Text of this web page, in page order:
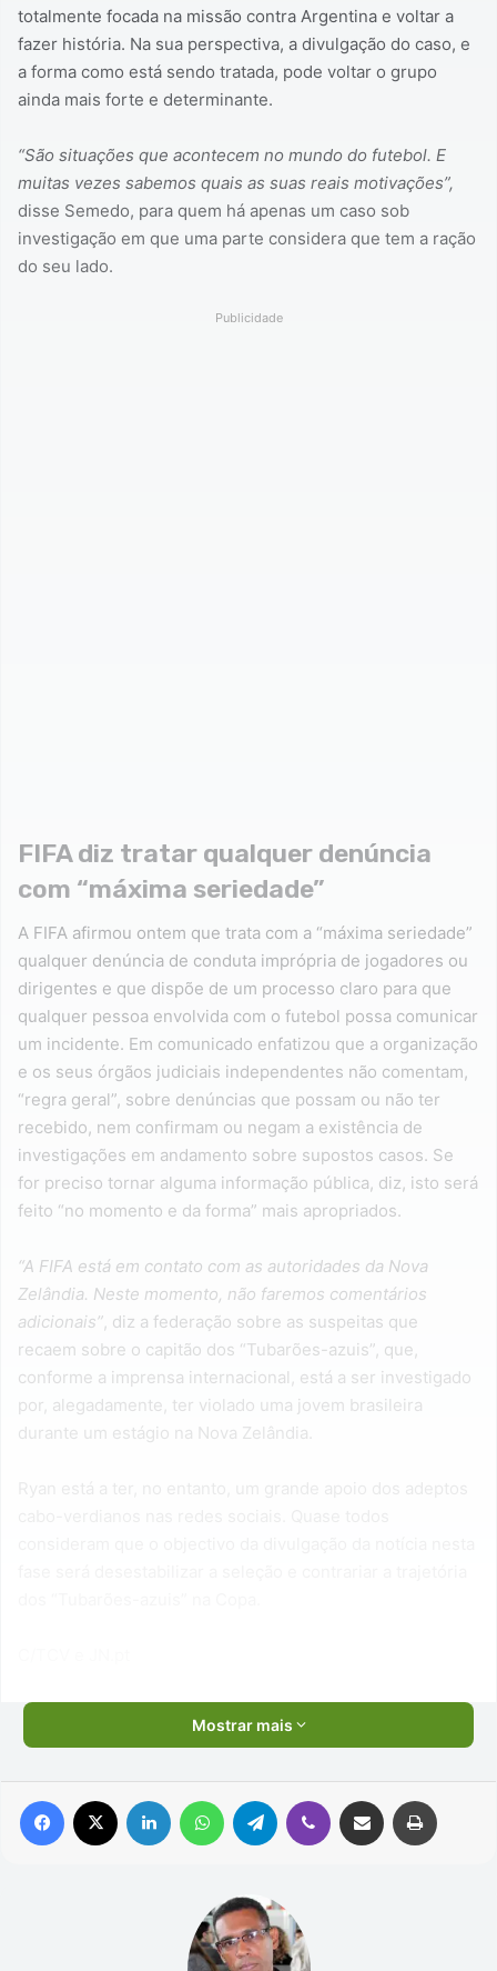
totalmente focada na missão contra Argentina e voltar a
fazer história. Na sua perspectiva, a divulgação do caso, e
a forma como está sendo tratada, pode voltar o grupo
ainda mais forte e determinante.
“São situações que acontecem no mundo do futebol. E
muitas vezes sabemos quais as suas reais motivações”,
disse Semedo, para quem há apenas um caso sob
investigação em que uma parte considera que tem a ração
do seu lado.
Publicidade
FIFA diz tratar qualquer denúncia
com “máxima seriedade”
A FIFA afirmou ontem que trata com a “máxima seriedade”
qualquer denúncia de conduta imprópria de jogadores ou
dirigentes e que dispõe de um processo claro para que
qualquer pessoa envolvida com o futebol possa comunicar
um incidente. Em comunicado enfatizou que a organização
e os seus órgãos judiciais independentes não comentam,
“regra geral”, sobre denúncias que possam ou não ter
recebido, nem confirmam ou negam a existência de
investigações em andamento sobre supostos casos. Se
for preciso tornar alguma informação pública, diz, isto será
feito “no momento e da forma” mais apropriados.
“A FIFA está em contato com as autoridades da Nova
Zelândia. Neste momento, não faremos comentários
adicionais”, diz a federação sobre as suspeitas que
recaem sobre o capitão dos “Tubarões-azuis”, que,
conforme a imprensa internacional, está a ser investigado
por, alegadamente, ter violado uma jovem brasileira
durante um estágio na Nova Zelândia.
Mostrar mais
Facebook Linkedin WhatsAppTelegram Viber Compartilhar via e-mail